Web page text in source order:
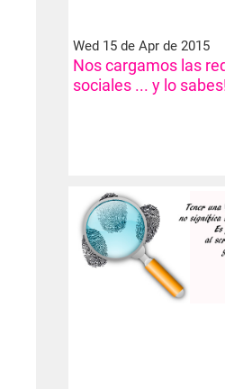
Wed 15 de Apr de 2015
Nos cargamos las
sociales ... y lo